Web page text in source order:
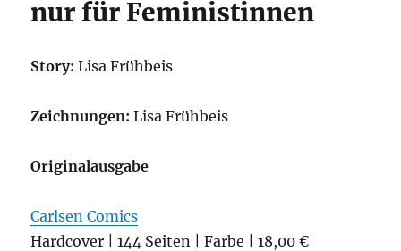
nur für Feministinnen
Story:Lisa Frühbeis
Zeichnungen:Lisa Frühbeis
Originalausgabe
Carlsen Comics
Hardcover | 144 Seiten | Farbe | 18,00 €